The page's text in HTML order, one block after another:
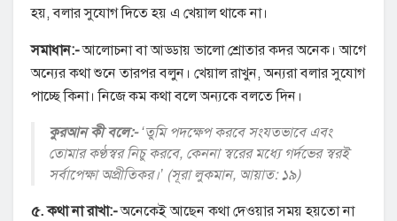
হয়, বলার সুযোগ দিতে হয় এ খেয়াল থাকে না।
সমাধান:-আলোচনা বা আড্ডায় ভালো শ্রোতার কদর অনেক। আগে
অন্যের কথা শুনে তারপর বলুন। খেয়াল রাখুন, অন্যরা বলার সুযোগ
পাচ্ছে কিনা। নিজে কম কথা বলে অন্যকে বলতে দিন।
কুরআন কী বলে:-‘তুমি পদক্ষেপ করবে সংযতভাবে এবং
তোমার কণ্ঠস্বর নিচু করবে, কেননা স্বরের মধ্যে গর্দভের স্বরই
সর্বাপেক্ষা অপ্রীতিকর।’ (সূরা লুকমান, আয়াত: ১৯)
৫. কথা না রাখা:-অনেকেই আছেন কথা দেওয়ার সময় হয়তো না